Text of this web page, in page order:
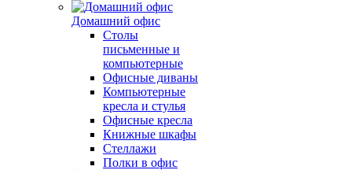
Домашний офис
Столы
письменные и
компьютерные
Офисные диваны
Компьютерные
кресла и стулья
Офисные кресла
Книжные шкафы
Стеллажи
Полки в офис